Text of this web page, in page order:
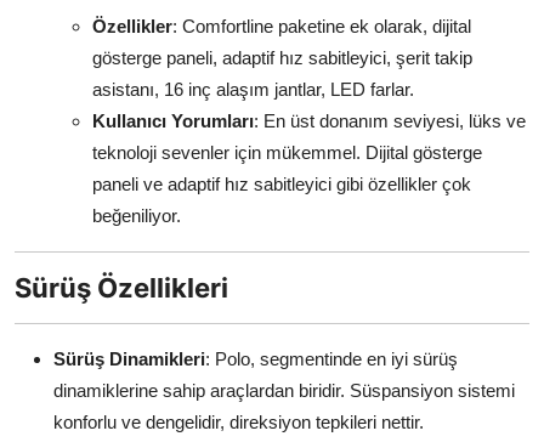
Özellikler: Comfortline paketine ek olarak, dijital
gösterge paneli, adaptif hız sabitleyici, şerit takip
asistanı, 16 inç alaşım jantlar, LED farlar.
Kullanıcı Yorumları: En üst donanım seviyesi, lüks ve
teknoloji sevenler için mükemmel. Dijital gösterge
paneli ve adaptif hız sabitleyici gibi özellikler çok
beğeniliyor.
Sürüş Özellikleri
Sürüş Dinamikleri: Polo, segmentinde en iyi sürüş
dinamiklerine sahip araçlardan biridir. Süspansiyon sistemi
konforlu ve dengelidir, direksiyon tepkileri nettir.